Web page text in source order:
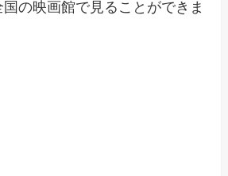
の映画館で見ることができま